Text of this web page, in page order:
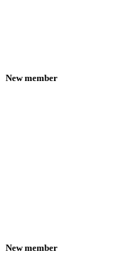
New member
New member